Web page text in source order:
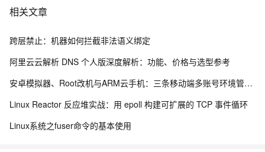
相关文章
跨层禁止：机器如何拦截非法语义绑定
阿里云云解析 DNS 个人版深度解析：功能、价格与选型参考
安卓模拟器、Root改机与ARM云手机：三条移动端多账号环境管理路径的工程实测手记
Linux Reactor 反应堆实战：用 epoll 构建可扩展的 TCP 事件循环
Linux系统之fuser命令的基本使用